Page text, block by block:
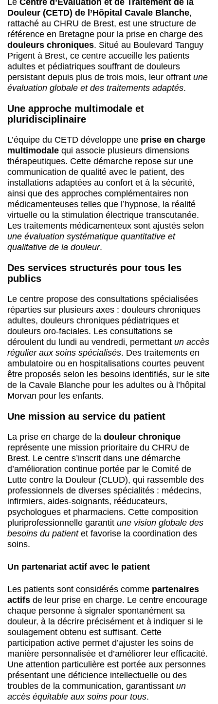
Le Centre d’Évaluation et de Traitement de la
Douleur (CETD) de l’Hôpital Cavale Blanche,
rattaché au CHRU de Brest, est une structure de
référence en Bretagne pour la prise en charge des
douleurs chroniques. Situé au Boulevard Tanguy
Prigent à Brest, ce centre accueille les patients
adultes et pédiatriques souffrant de douleurs
persistant depuis plus de trois mois, leur offrant une
évaluation globale et des traitements adaptés.
Une approche multimodale et
pluridisciplinaire
L’équipe du CETD développe une prise en charge
multimodale qui associe plusieurs dimensions
thérapeutiques. Cette démarche repose sur une
communication de qualité avec le patient, des
installations adaptées au confort et à la sécurité,
ainsi que des approches complémentaires non
médicamenteuses telles que l’hypnose, la réalité
virtuelle ou la stimulation électrique transcutanée.
Les traitements médicamenteux sont ajustés selon
une évaluation systématique quantitative et
qualitative de la douleur.
Des services structurés pour tous les
publics
Le centre propose des consultations spécialisées
réparties sur plusieurs axes : douleurs chroniques
adultes, douleurs chroniques pédiatriques et
douleurs oro-faciales. Les consultations se
déroulent du lundi au vendredi, permettant un accès
régulier aux soins spécialisés. Des traitements en
ambulatoire ou en hospitalisations courtes peuvent
être proposés selon les besoins identifiés, sur le site
de la Cavale Blanche pour les adultes ou à l’hôpital
Morvan pour les enfants.
Une mission au service du patient
La prise en charge de la douleur chronique
représente une mission prioritaire du CHRU de
Brest. Le centre s’inscrit dans une démarche
d’amélioration continue portée par le Comité de
Lutte contre la Douleur (CLUD), qui rassemble des
professionnels de diverses spécialités : médecins,
infirmiers, aides-soignants, rééducateurs,
psychologues et pharmaciens. Cette composition
pluriprofessionnelle garantit une vision globale des
besoins du patientet favorise la coordination des
soins.
Un partenariat actif avec le patient
Les patients sont considérés comme partenaires
actifs de leur prise en charge. Le centre encourage
chaque personne à signaler spontanément sa
douleur, à la décrire précisément et à indiquer si le
soulagement obtenu est suffisant. Cette
participation active permet d’ajuster les soins de
manière personnalisée et d’améliorer leur efficacité.
Une attention particulière est portée aux personnes
présentant une déficience intellectuelle ou des
troubles de la communication, garantissant un
accès équitable aux soins pour tous.